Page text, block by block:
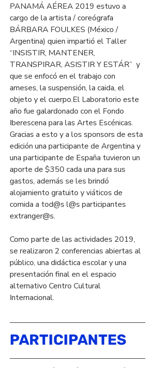
PANAMÁ AÉREA 2019 estuvo a
cargo de la artista / coreógrafa
BÁRBARA FOULKES (México /
Argentina) quien impartió el Taller
“INSISTIR, MANTENER,
TRANSPIRAR, ASISTIR Y ESTÁR”  y
que se enfocó en el trabajo con
arneses, la suspensión, la caida, el
objeto y el cuerpo.​El Laboratorio este
año fue galardonado con el Fondo
Iberescena para las Artes Escénicas.
Gracias a esto y a los sponsors de esta
edición una participante de Argentina y
una participante de España tuvieron un
aporte de $350 cada una para sus
gastos, además se les brindó
alojamiento gratuito y viáticos de
comida a tod@s l@s participantes
extranger@s.
Como parte de las actividades 2019,
se realizaron 2 conferencias abiertas al
público, una didáctica escolar y una
presentación final en el espacio
alternativo Centro Cultural
Internacional.
PARTICIPANTES